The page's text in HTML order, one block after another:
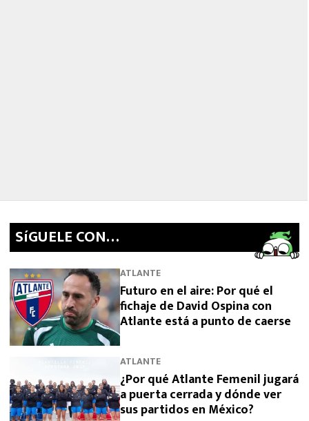
SíGUELE CON…
ATLANTE
Futuro en el aire: Por qué el
fichaje de David Ospina con
Atlante está a punto de caerse
ATLANTE
¿Por qué Atlante Femenil jugará
a puerta cerrada y dónde ver
sus partidos en México?